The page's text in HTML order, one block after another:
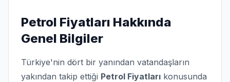
Petrol Fiyatları Hakkında
Genel Bilgiler
Türkiye'nin dört bir yanından vatandaşların
yakından takip ettiği Petrol Fiyatları konusunda